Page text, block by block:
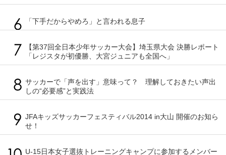
「下手だからやめろ」と言われる息子
【第37回全日本少年サッカー大会】埼玉県大会 決勝レポート
「レジスタが初優勝、大宮ジュニアも全国へ」
サッカーで「声を出す」意味って？ 理解しておきたい声出
しの“必要感”と実践法
JFAキッズサッカーフェスティバル2014 in大山 開催のお知ら
せ！
U-15日本女子選抜トレーニングキャンプに参加するメンバー